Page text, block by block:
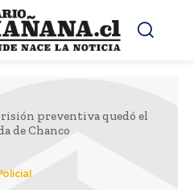
preventiva quedó el
de Chanco